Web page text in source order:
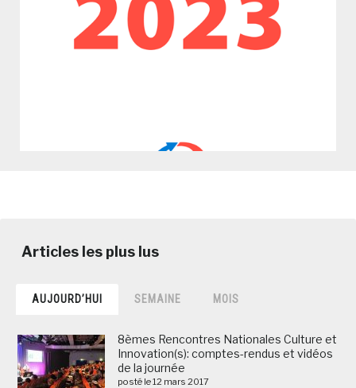
AUJOURD’HUI SEMAINE MOIS
8èmes Rencontres Nationales Culture et
Innovation(s): comptes-rendus et vidéos
de la journée
posté le 12 mars 2017